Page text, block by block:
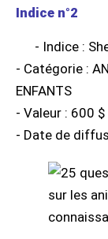
Indice n°2
- Indice :
- Catégorie :
ENFANTS
- Valeur : 600 $
- Date de